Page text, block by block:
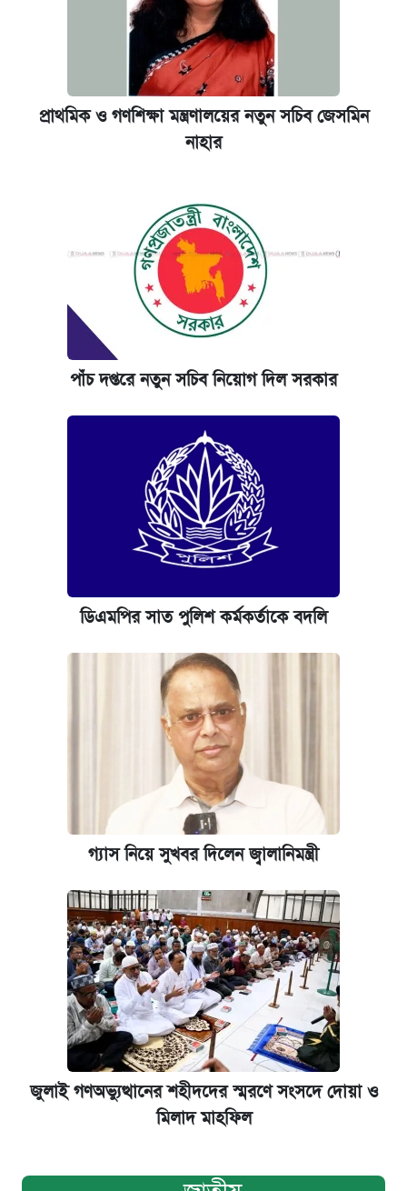
প্রাথমিক ও গণশিক্ষা মন্ত্রণালয়ের নতুন সচিব জেসমিন
নাহার
পাঁচ দপ্তরে নতুন সচিব নিয়োগ দিল সরকার
ডিএমপির সাত পুলিশ কর্মকর্তাকে বদলি
গ্যাস নিয়ে সুখবর দিলেন জ্বালানিমন্ত্রী
জুলাই গণঅভ্যুত্থানের শহীদদের স্মরণে সংসদে দোয়া ও
মিলাদ মাহফিল